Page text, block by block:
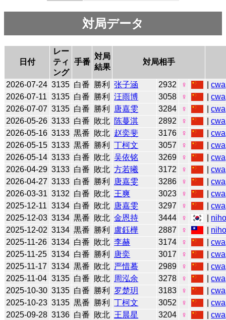
対局データ
日付
レー
ティ
ング
手番
対局
結果
対局相手
2026-07-24 3135 白番 勝利 张子涵 2932 ♀ |cwa
2026-07-11 3135 白番 勝利 汪雨博 3058 ♀ |cwa
2026-07-07 3135 白番 勝利 唐嘉雯 3284 ♀ |cwa
2026-05-26 3133 白番 敗北 陈蔓淇 2892 ♀ |cwa
2026-05-16 3133 黒番 敗北 赵奕斐 3176 ♀ |cwa
2026-05-15 3133 黒番 勝利 丁柯文 3057 ♀ |cwa
2026-05-14 3133 白番 敗北 吴依铭 3269 ♀ |cwa
2026-04-29 3133 白番 敗北 方若曦 3172 ♀ |cwa
2026-04-27 3133 白番 勝利 唐嘉雯 3286 ♀ |cwa
2026-03-31 3132 白番 敗北 王爽 3023 ♀ |cwa
2025-12-11 3134 白番 敗北 唐嘉雯 3297 ♀ |cwa
2025-12-03 3134 黒番 敗北 金恩持 3444 ♀
2025-12-02 3134 黒番 勝利 盧鈺樺 2887 ♀
2025-11-26 3134 白番 敗北 李赫 3174 ♀ |cwa
2025-11-25 3134 白番 勝利 唐奕 3017 ♀ |cwa
2025-11-17 3134 黒番 敗北 严惜蓦 2989 ♀ |cwa
2025-11-04 3135 白番 敗北 周泓余 3278 ♀ |cwa
2025-10-30 3135 白番 勝利 罗楚玥 3183 ♀ |cwa
2025-10-23 3135 黒番 勝利 丁柯文 3052 ♀ |cwa
2025-09-28 3136 白番 敗北 王晨星 3204 ♀ |cwa